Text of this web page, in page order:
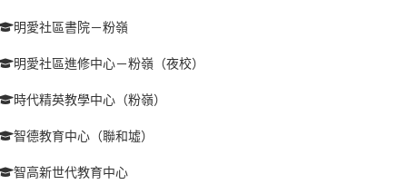
明愛社區書院－粉嶺
明愛社區進修中心－粉嶺（夜校）
時代精英教學中心（粉嶺）
智德教育中心（聯和墟）
智高新世代教育中心